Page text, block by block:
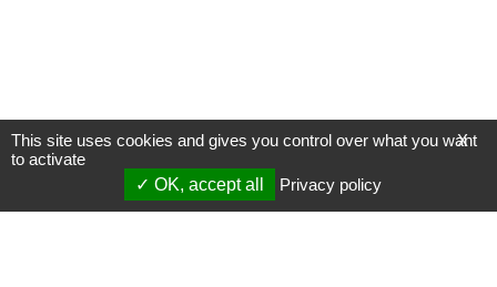
X
This site uses cookies and gives you control over what you want
to activate
OK, accept all
Privacy policy